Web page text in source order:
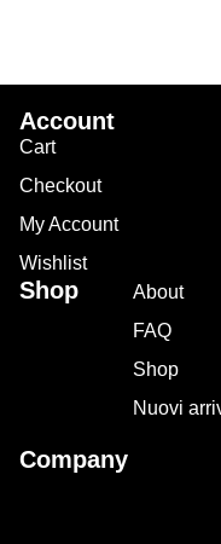
Account
Cart
Checkout
My Account
Wishlist
Shop
About
FAQ
Shop
Nuovi
Company